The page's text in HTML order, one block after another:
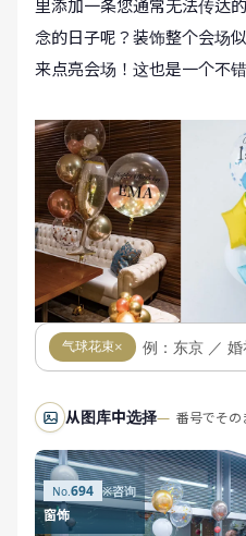
里添加一条您通常无法传达
念的日子呢？装饰整个会场
来点亮会场！这也是一个不错
气球花束×
从图库中选择 番号でその
694 ※咨询
窗饰